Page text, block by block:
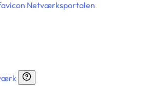
Netværksportalen